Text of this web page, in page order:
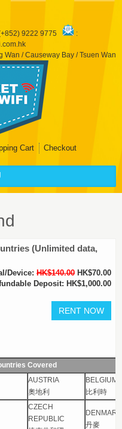
9222 9775
:
Wan / Causeway Bay / Tsuen Wan
Cart Checkout
(Unlimited data,
Device: HK$140.00 HK$70.00
Deposit: HK$1,000.00
Covered
AUSTRIA
奧地利
BELGIUM
比利時
CZECH
REPUBLIC
DENMARK
丹麥